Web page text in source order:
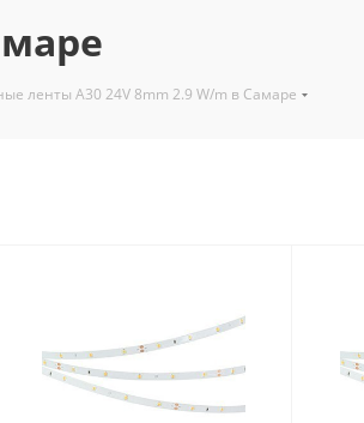
ленты A30 24V 8mm 2.9 W/m в Самаре